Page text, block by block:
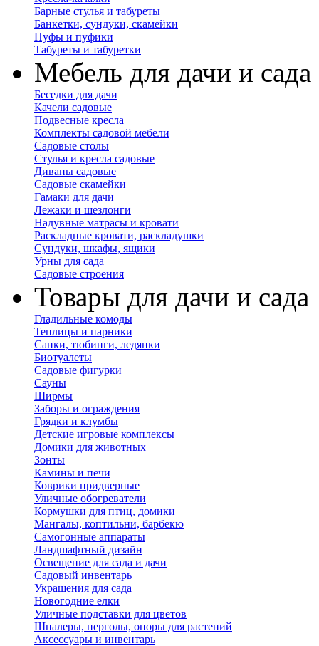
Барные стулья и табуреты
Банкетки, сундуки, скамейки
Пуфы и пуфики
Табуреты и табуретки
Мебель для дачи и сада
Беседки для дачи
Качели садовые
Подвесные кресла
Комплекты садовой мебели
Садовые столы
Стулья и кресла садовые
Диваны садовые
Садовые скамейки
Гамаки для дачи
Лежаки и шезлонги
Надувные матрасы и кровати
Раскладные кровати, раскладушки
Сундуки, шкафы, ящики
Урны для сада
Садовые строения
Товары для дачи и сада
Гладильные комоды
Теплицы и парники
Санки, тюбинги, ледянки
Биотуалеты
Садовые фигурки
Сауны
Ширмы
Заборы и ограждения
Грядки и клумбы
Детские игровые комплексы
Домики для животных
Зонты
Камины и печи
Коврики придверные
Уличные обогреватели
Кормушки для птиц, домики
Мангалы, коптильни, барбекю
Самогонные аппараты
Ландшафтный дизайн
Освещение для сада и дачи
Садовый инвентарь
Украшения для сада
Новогодние елки
Уличные подставки для цветов
Шпалеры, перголы, опоры для растений
Аксессуары и инвентарь